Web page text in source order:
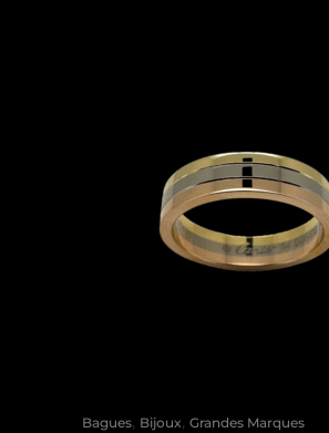
Bagues, Bijoux, Grandes Marques